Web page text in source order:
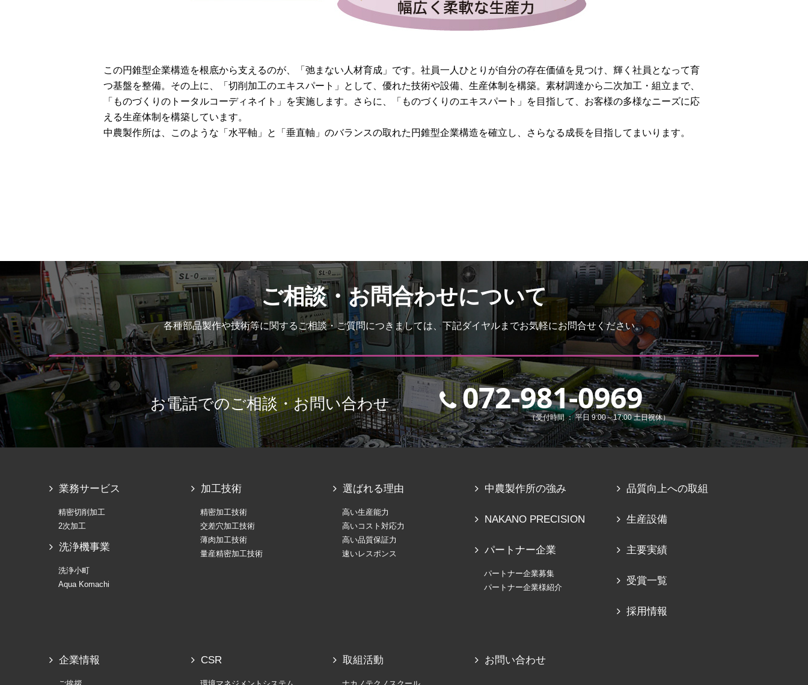
この円錐型企業構造を根底から支えるのが、「弛まない人材育成」です。社員一人ひとりが自分の存在価値を見つけ、輝く社員となって育
つ基盤を整備。その上に、「切削加工のエキスパート」として、優れた技術や設備、生産体制を構築。素材調達から二次加工・組立まで、
「ものづくりのトータルコーディネイト」を実施します。さらに、「ものづくりのエキスパート」を目指して、お客様の多様なニーズに応
える生産体制を構築しています。
中農製作所は、このような「水平軸」と「垂直軸」のバランスの取れた円錐型企業構造を確立し、さらなる成長を目指してまいります。
ご相談・お問合わせについて
各種部品製作や技術等に関するご相談・ご質問につきましては、下記ダイヤルまでお気軽にお問合せください。
お電話でのご相談・お問い合わせ 072-981-0969
（受付時間 ： 平日 9:00～17:00 土日祝休）
業務サービス
精密切削加工
2次加工
洗浄機事業
洗浄小町
Aqua Komachi
加工技術
精密加工技術
交差穴加工技術
薄肉加工技術
量産精密加工技術
選ばれる理由
高い生産能力
高いコスト対応力
高い品質保証力
速いレスポンス
中農製作所の強み
NAKANO PRECISION
パートナー企業
パートナー企業募集
パートナー企業様紹介
品質向上への取組
生産設備
主要実績
受賞一覧
採用情報
企業情報 CSR 取組活動 お問い合わせ